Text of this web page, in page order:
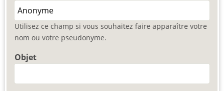
Utilisez ce champ si vous souhaitez faire apparaître votre
nom ou votre pseudonyme.
Objet